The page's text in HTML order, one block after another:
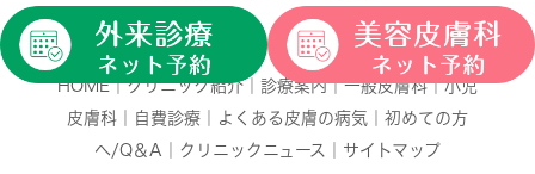
HOME｜クリニック紹介｜ 診療案内｜一般皮膚科｜小児
皮膚科
自費診療 よくある皮膚の病気
初めての方
へ/Q＆A
クリニックニュース サイトマップ